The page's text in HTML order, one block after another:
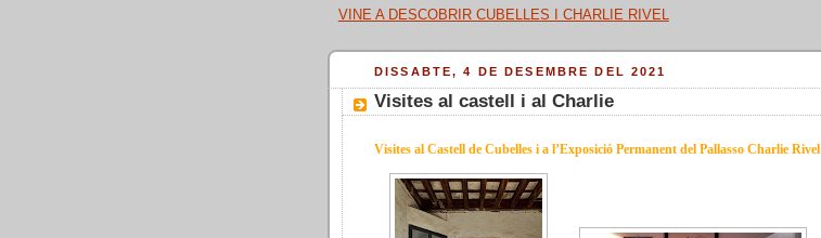
VINE A DESCOBRIR CUBELLES I CHARLIE RIVEL
DISSABTE, 4 DE DESEMBRE DEL 2021
Visites al castell i al Charlie
Visites al Castell de Cubelles i a l’Exposició Permanent del Pallasso Charlie Rivel